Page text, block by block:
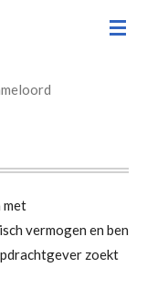
met
vermogen en ben
zoekt